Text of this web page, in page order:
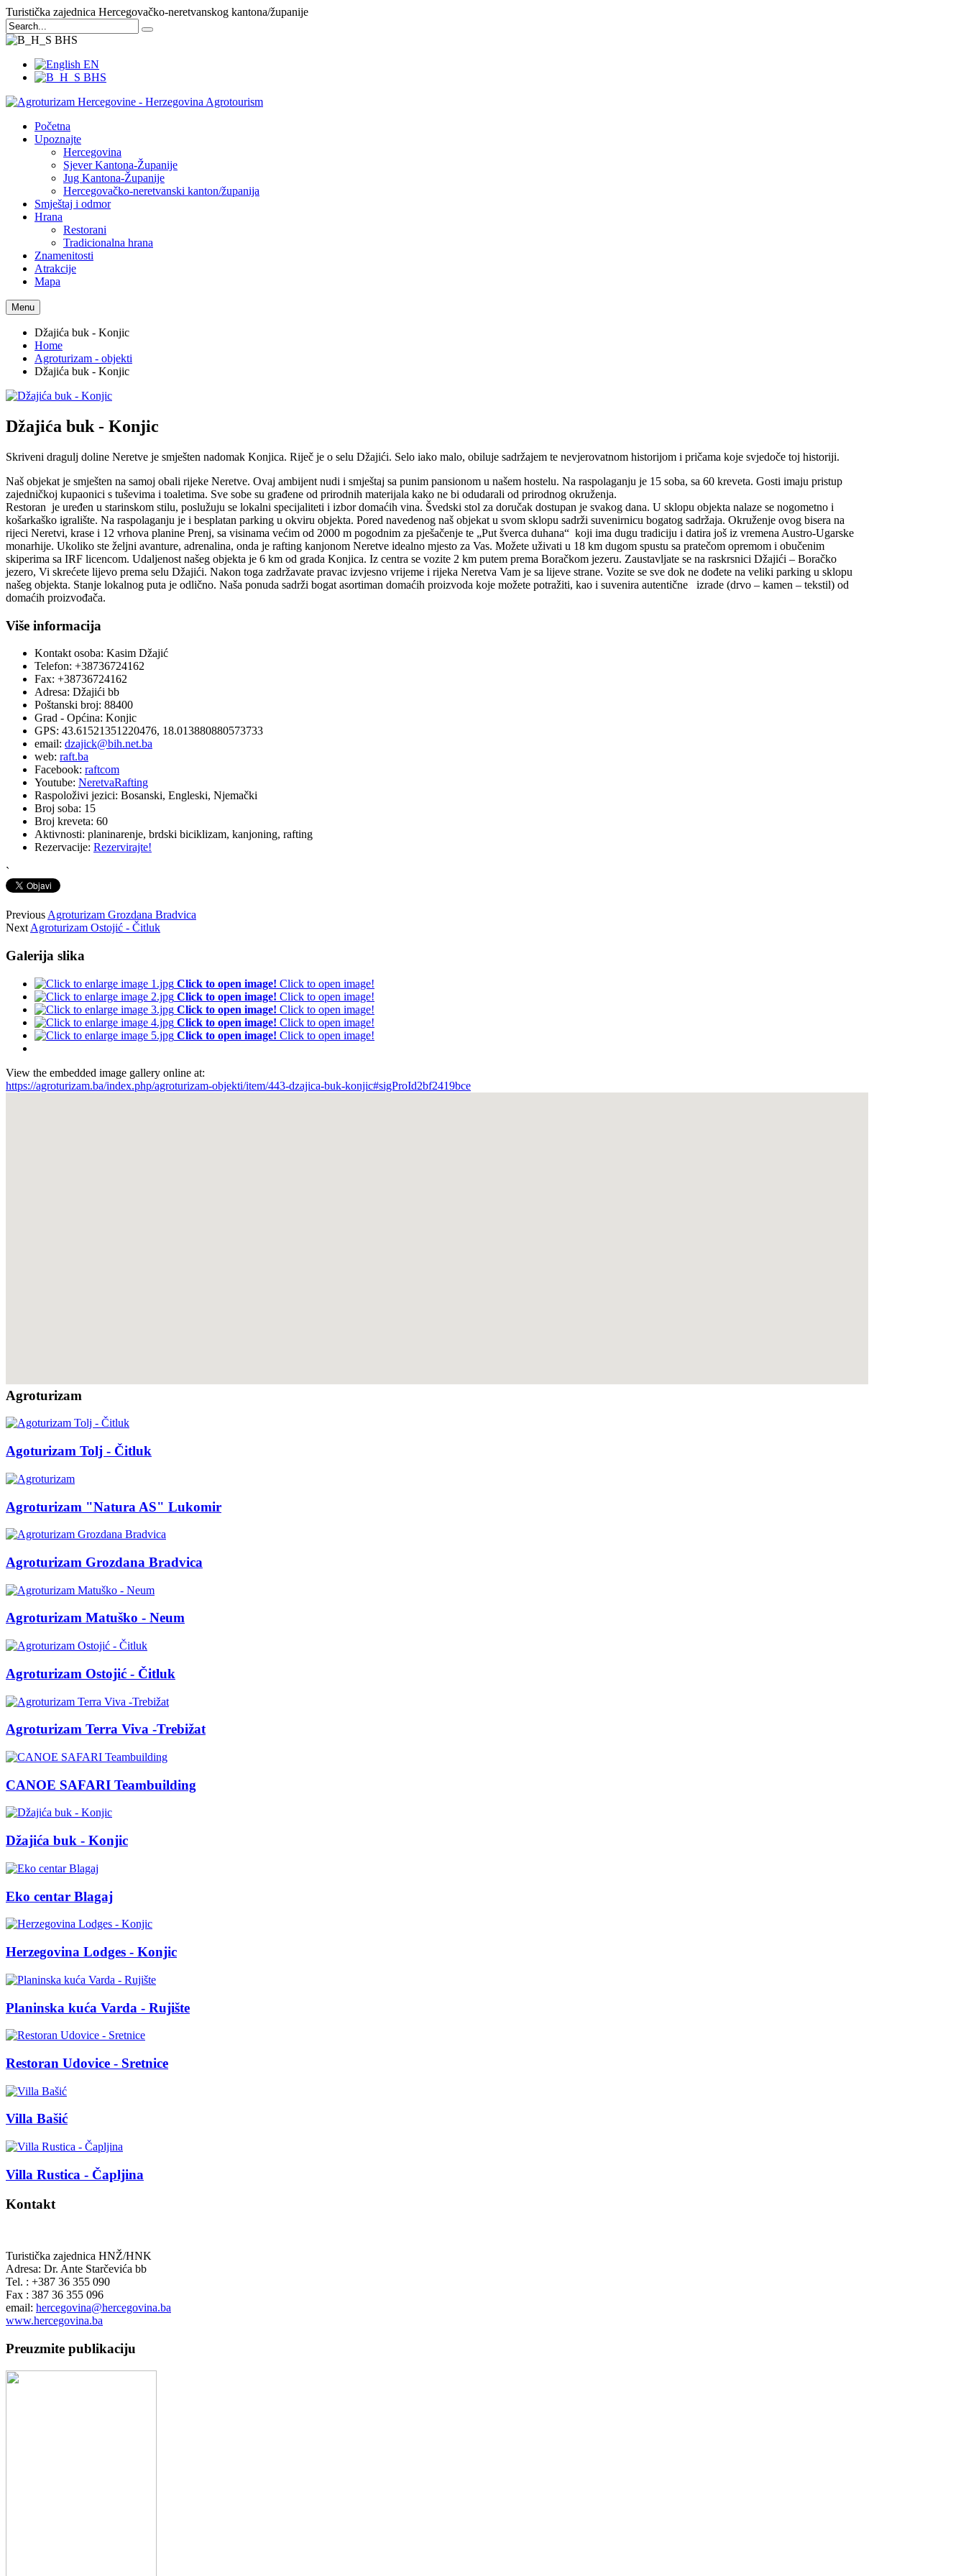
Turistička zajednica Hercegovačko-neretvanskog kantona/županije
BHS
EN
BHS
Početna
Upoznajte
Hercegovina
Sjever Kantona-Županije
Jug Kantona-Županije
Hercegovačko-neretvanski kanton/županija
Smještaj i odmor
Hrana
Restorani
Tradicionalna hrana
Znamenitosti
Atrakcije
Mapa
Menu
Džajića buk - Konjic
Home
Agroturizam - objekti
Džajića buk - Konjic
Džajića buk - Konjic
Skriveni dragulj doline Neretve je smješten nadomak Konjica. Riječ je o selu Džajići. Selo iako malo, obiluje sadržajem te nevjerovatnom historijom i pričama koje svjedoče toj historiji.
Naš objekat je smješten na samoj obali rijeke Neretve. Ovaj ambijent nudi i smještaj sa punim pansionom u našem hostelu. Na raspolaganju je 15 soba, sa 60 kreveta. Gosti imaju pristup
zajedničkoj kupaonici s tuševima i toaletima. Sve sobe su građene od prirodnih materijala kako ne bi odudarali od prirodnog okruženja.
Restoran je uređen u starinskom stilu, poslužuju se lokalni specijaliteti i izbor domaćih vina. Švedski stol za doručak dostupan je svakog dana. U sklopu objekta nalaze se nogometno i
košarkaško igralište. Na raspolaganju je i besplatan parking u okviru objekta. Pored navedenog naš objekat u svom sklopu sadrži suvenirnicu bogatog sadržaja. Okruženje ovog bisera na
rijeci Neretvi, krase i 12 vrhova planine Prenj, sa visinama većim od 2000 m pogodnim za pješačenje te „Put šverca duhana“ koji ima dugu tradiciju i datira još iz vremena Austro-Ugarske
monarhije. Ukoliko ste željni avanture, adrenalina, onda je rafting kanjonom Neretve idealno mjesto za Vas. Možete uživati u 18 km dugom spustu sa pratečom opremom i obučenim
skiperima sa IRF licencom. Udaljenost našeg objekta je 6 km od grada Konjica. Iz centra se vozite 2 km putem prema Boračkom jezeru. Zaustavljate se na raskrsnici Džajići – Boračko
jezero, Vi skrećete lijevo prema selu Džajići. Nakon toga zadržavate pravac izvjesno vrijeme i rijeka Neretva Vam je sa lijeve strane. Vozite se sve dok ne dođete na veliki parking u sklopu
našeg objekta. Stanje lokalnog puta je odlično. Naša ponuda sadrži bogat asortiman domaćih proizvoda koje možete potražiti, kao i suvenira autentične izrade (drvo – kamen – tekstil) od
domaćih proizvođača.
Više informacija
Kontakt osoba: Kasim Džajić
Telefon: +38736724162
Fax: +38736724162
Adresa: Džajići bb
Poštanski broj: 88400
Grad - Općina: Konjic
GPS: 43.61521351220476, 18.013880880573733
email: dzajick@bih.net.ba
web: raft.ba
Facebook: raftcom
Youtube: NeretvaRafting
Raspoloživi jezici: Bosanski, Engleski, Njemački
Broj soba: 15
Broj kreveta: 60
Aktivnosti: planinarenje, brdski biciklizam, kanjoning, rafting
Rezervacije: Rezervirajte!
`
Previous Agroturizam Grozdana Bradvica
Next Agroturizam Ostojić - Čitluk
Galerija slika
Click to open image! Click to open image!
Click to open image! Click to open image!
Click to open image! Click to open image!
Click to open image! Click to open image!
Click to open image! Click to open image!
View the embedded image gallery online at:
https://agroturizam.ba/index.php/agroturizam-objekti/item/443-dzajica-buk-konjic#sigProId2bf2419bce
Agroturizam
Agoturizam Tolj - Čitluk
Agroturizam "Natura AS" Lukomir
Agroturizam Grozdana Bradvica
Agroturizam Matuško - Neum
Agroturizam Ostojić - Čitluk
Agroturizam Terra Viva -Trebižat
CANOE SAFARI Teambuilding
Džajića buk - Konjic
Eko centar Blagaj
Herzegovina Lodges - Konjic
Planinska kuća Varda - Rujište
Restoran Udovice - Sretnice
Villa Bašić
Villa Rustica - Čapljina
Kontakt
Turistička zajednica HNŽ/HNK
Adresa: Dr. Ante Starčevića bb
Tel. : +387 36 355 090
Fax : 387 36 355 096
email: hercegovina@hercegovina.ba
www.hercegovina.ba
Preuzmite publikaciju